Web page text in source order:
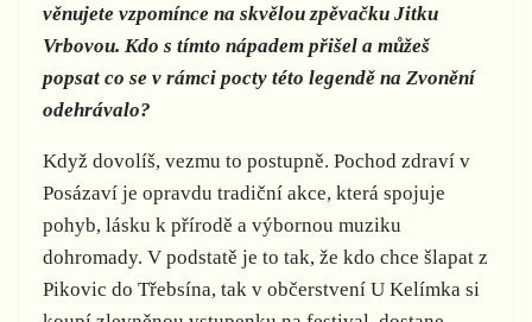
věnujete vzpomínce na skvělou zpěvačku Jitku
Vrbovou. Kdo s tímto nápadem přišel a můžeš
popsat co se v rámci pocty této legendě na Zvonění
odehrávalo?
Když dovolíš, vezmu to postupně. Pochod zdraví v
Posázaví je opravdu tradiční akce, která spojuje
pohyb, lásku k přírodě a výbornou muziku
dohromady. V podstatě je to tak, že kdo chce šlapat z
Pikovic do Třebsína, tak v občerstvení U Kelímka si